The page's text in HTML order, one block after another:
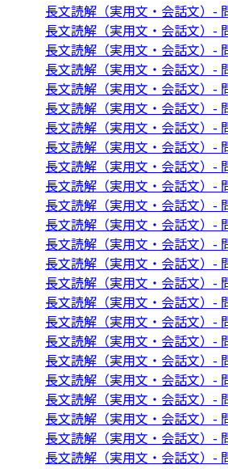
長文読解（実用文・会話文）-
長文読解（実用文・会話文）-
長文読解（実用文・会話文）-
長文読解（実用文・会話文）-
長文読解（実用文・会話文）-
長文読解（実用文・会話文）-
長文読解（実用文・会話文）-
長文読解（実用文・会話文）-
長文読解（実用文・会話文）-
長文読解（実用文・会話文）-
長文読解（実用文・会話文）-
長文読解（実用文・会話文）-
長文読解（実用文・会話文）-
長文読解（実用文・会話文）-
長文読解（実用文・会話文）-
長文読解（実用文・会話文）-
長文読解（実用文・会話文）-
長文読解（実用文・会話文）-
長文読解（実用文・会話文）-
長文読解（実用文・会話文）-
長文読解（実用文・会話文）-
長文読解（実用文・会話文）-
長文読解（実用文・会話文）-
長文読解（実用文・会話文）-